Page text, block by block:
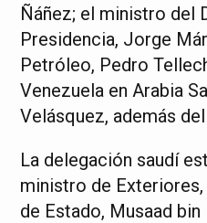
Ñáñez; el ministro del
Presidencia, Jorge
Petróleo, Pedro
Venezuela en Arabia
Velásquez, además
La delegación saudí
ministro de Exteriores,
de Estado, Musaad